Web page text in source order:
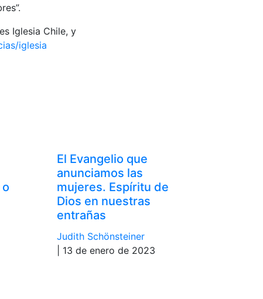
Iglesia Chile, y
iglesia
El Evangelio que
anunciamos las
mujeres. Espíritu de
Dios en nuestras
entrañas
Judith Schönsteiner
| 13 de enero de 2023